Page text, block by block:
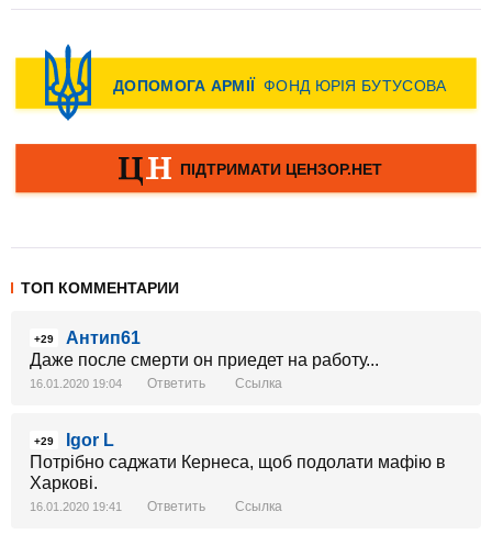
ТОП КОММЕНТАРИИ
+29
Антип61
Даже после смерти он приедет на работу...
16.01.2020 19:04 Ответить Ссылка
+29
Igor L
Потрібно саджати Кернеса, щоб подолати мафію в
Харкові.
16.01.2020 19:41 Ответить Ссылка